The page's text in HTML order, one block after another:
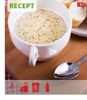
RECEPT